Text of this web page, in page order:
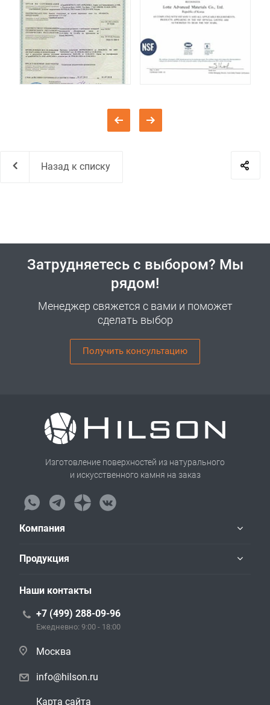
Назад к списку
Затрудняетесь с выбором? Мы
рядом!
Менеджер свяжется с вами и поможет
сделать выбор
Получить консультацию
Изготовление поверхностей из натурального
и искусственного камня на заказ
Компания
Продукция
Наши контакты
+7 (499) 288-09-96
Ежедневно: 9:00 - 18:00
Москва
info@hilson.ru
Карта сайта